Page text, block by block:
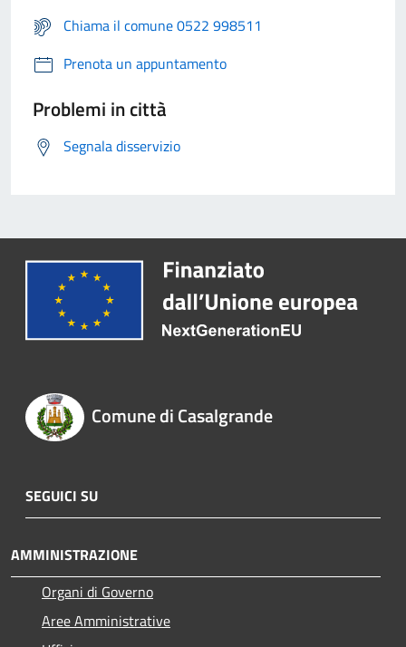
Chiama il comune 0522 998511
Prenota un appuntamento
Problemi in città
Segnala disservizio
Comune di Casalgrande
SEGUICI SU
AMMINISTRAZIONE
Organi di Governo
Aree Amministrative